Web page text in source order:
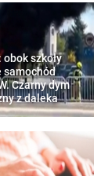
szkoły
samochód
Czarny dym
z daleka